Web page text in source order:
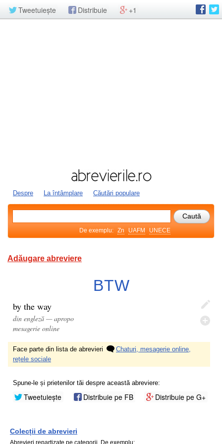
Tweetuiește Distribuie +1
Despre La întâmplare Căutări populare
De exemplu: Zn UAFM UNECE
Adăugare abreviere
BTW
by the way
din engleză — apropo
mesagerie online
Face parte din lista de abrevieri
Chaturi, mesagerie online,
rețele sociale
Spune-le și prietenilor tăi despre această abreviere:
Tweetuiește Distribuie pe FB Distribuie pe G+
Colecții de abrevieri
Abrevieri repartizate pe categorii. De exemplu: